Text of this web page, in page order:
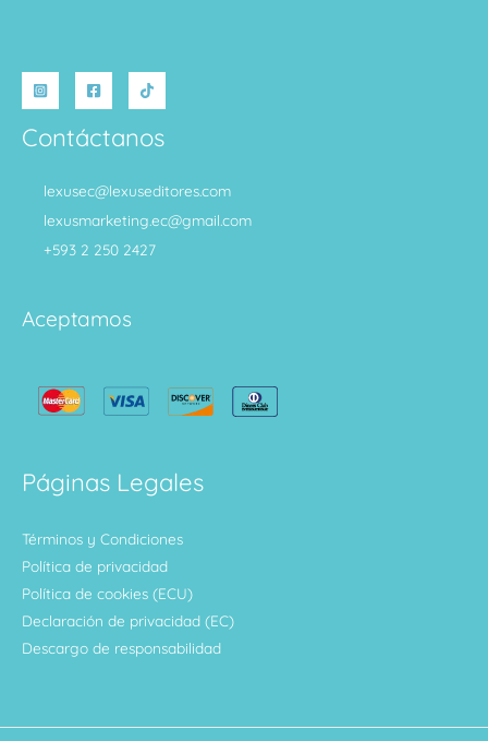
Contáctanos
lexusec@lexuseditores.com
lexusmarketing.ec@gmail.com
+593 2 250 2427
Aceptamos
Páginas Legales
Términos y Condiciones
Política de privacidad
Política de cookies (ECU)
Declaración de privacidad (EC)
Descargo de responsabilidad